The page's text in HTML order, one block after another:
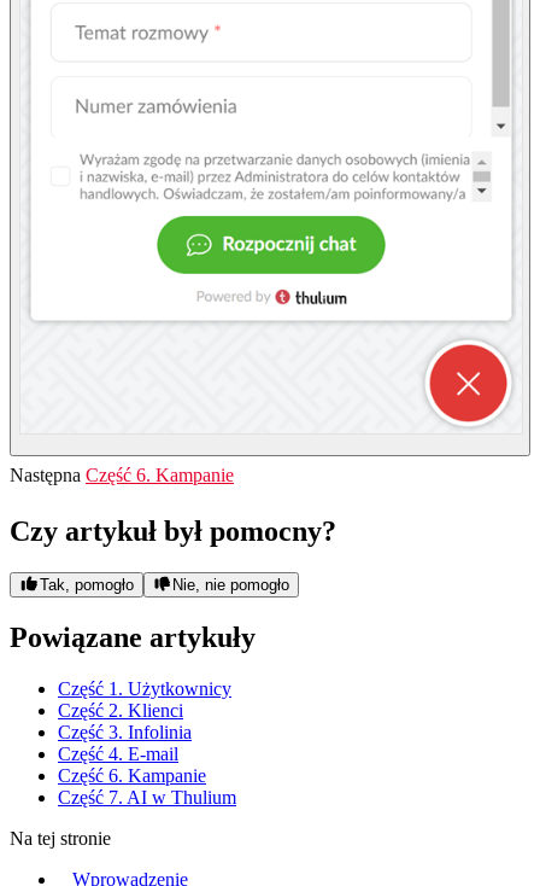
Następna Część 6. Kampanie
Czy artykuł był pomocny?
Tak, pomogło Nie, nie pomogło
Powiązane artykuły
Część 1. Użytkownicy
Część 2. Klienci
Część 3. Infolinia
Część 4. E-mail
Część 6. Kampanie
Część 7. AI w Thulium
Na tej stronie
Wprowadzenie